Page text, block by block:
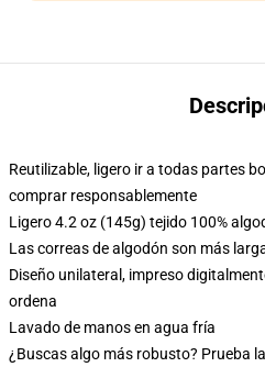
Reutilizable, ligero ir a todas partes
comprar responsablemente
Ligero 4.2 oz (145g) tejido 100%
Las correas de algodón son más
Diseño unilateral, impreso
ordena
Lavado de manos en agua fría
¿Buscas algo más robusto? Prueba